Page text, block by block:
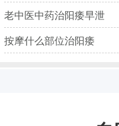
老中医中药治阳痿早泄
按摩什么部位治阳痿